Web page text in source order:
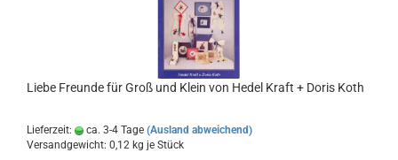
Liebe Freunde für Groß und Klein von Hedel Kraft + Doris Koth
Lieferzeit: ca. 3-4 Tage (Ausland abweichend)
Versandgewicht: 0,12 kg je Stück